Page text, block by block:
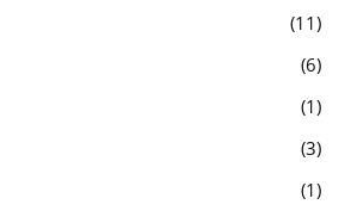
11
6
1
3
1